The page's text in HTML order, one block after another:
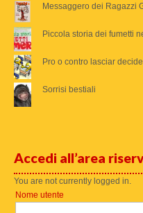
Messaggero dei Ragazzi
Piccola storia dei fumetti
Pro o contro lasciar
Sorrisi bestiali
Accedi all’area
You are not currently logged in.
Nome utente